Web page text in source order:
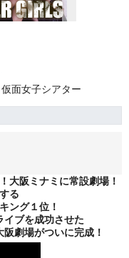
面女子シアター
大阪ミナミに常設劇場！
る
ング１位！
イブを成功させた
劇場がついに完成！